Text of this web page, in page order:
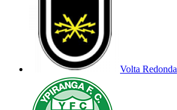
Volta Redonda